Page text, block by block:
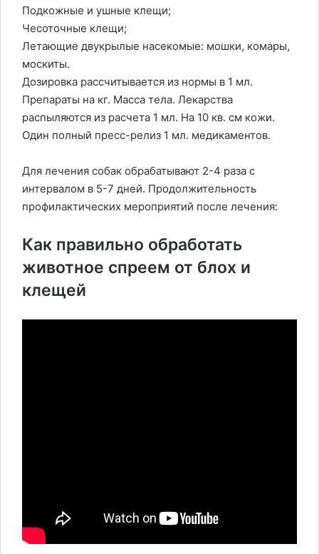
Подкожные и ушные клещи;
Чесоточные клещи;
Летающие двукрылые насекомые: мошки, комары,
москиты.
Дозировка рассчитывается из нормы в 1 мл.
Препараты на кг. Масса тела. Лекарства
распыляются из расчета 1 мл. На 10 кв. см кожи.
Один полный пресс-релиз 1 мл. медикаментов.
Для лечения собак обрабатывают 2-4 раза с
интервалом в 5-7 дней. Продолжительность
профилактических мероприятий после лечения:
Как правильно обработать
животное спреем от блох и
клещей